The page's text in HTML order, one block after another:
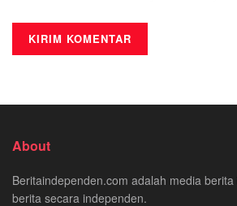
About
Beritaindependen.com adalah media
berita secara independen.